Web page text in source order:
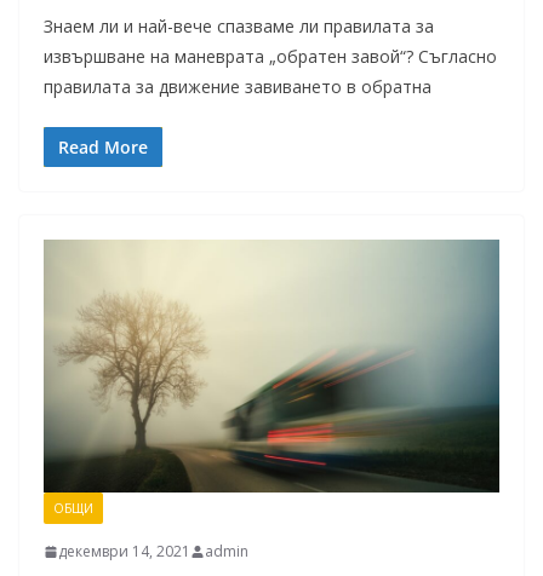
Знаем ли и най-вече спазваме ли правилата за
извършване на маневрата „обратен завой“? Съгласно
правилата за движение завиването в обратна
Read More
ОБЩИ
декември 14, 2021 admin